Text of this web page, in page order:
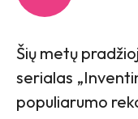
Šių metų
serialas
populiarumo